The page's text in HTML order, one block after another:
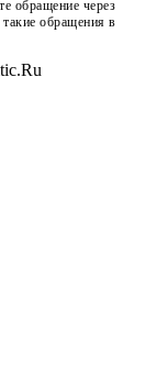
обращение через
обращения в